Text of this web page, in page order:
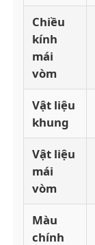
Chiều
kính
mái
vòm
Vật liệu
khung
Vật liệu
mái
vòm
Màu
chính